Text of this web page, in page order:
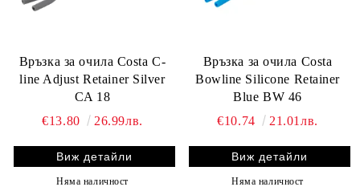
Връзка за очила Costa C-
line Adjust Retainer Silver
CA 18
€13.80
26.99лв.
Виж детайли
Няма наличност
Връзка за очила Costa
Bowline Silicone Retainer
Blue BW 46
€10.74
21.01лв.
Виж детайли
Няма наличност